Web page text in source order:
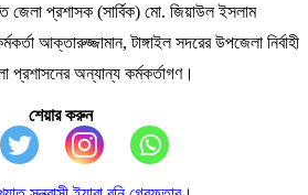
প্রশাসক (সার্বিক) মো. জিয়াউল ইসলাম
আক্তারুজ্জামান, টাঙ্গাইল সদরের উপজেলা নির্বাহী
প্রশাসনের অন্যান্য কর্মকর্তাগণ।
শেয়ার করুন